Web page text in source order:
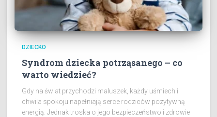
DZIECKO
Syndrom dziecka potrząsanego – co
warto wiedzieć?
Gdy na świat przychodzi maluszek, każdy uśmiech i
chwila spokoju napełniają serce rodziców pozytywną
energią. Jednak troska o jego bezpieczeństwo i zdrowie